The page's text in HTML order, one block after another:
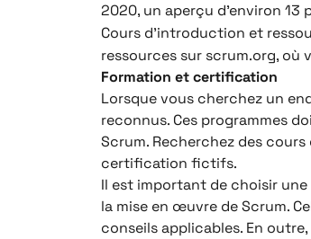
2020, un aperçu d’environ
Cours d’introduction et
ressources sur scrum.org, où
Formation et certification
Lorsque vous cherchez un
reconnus. Ces programmes
Scrum. Recherchez des
certification fictifs.
Il est important de choisir
la mise en œuvre de Scrum.
conseils applicables. En